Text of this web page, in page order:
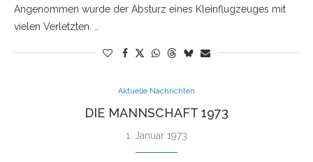
Angenommen wurde der Absturz eines Kleinflugzeuges mit
vielen Verletzten. …
Aktuelle Nachrichten
DIE MANNSCHAFT 1973
1. Januar 1973